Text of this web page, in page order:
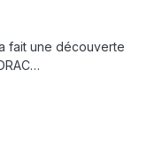
fait une découverte